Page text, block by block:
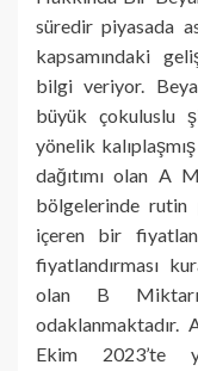
süredir piyasada
kapsamındaki
bilgi veriyor.
büyük çokuluslu
yönelik
dağıtımı olan A
bölgelerinde rutin
içeren bir
fiyatlandırması
olan B Miktarı
Ekim 2023’te